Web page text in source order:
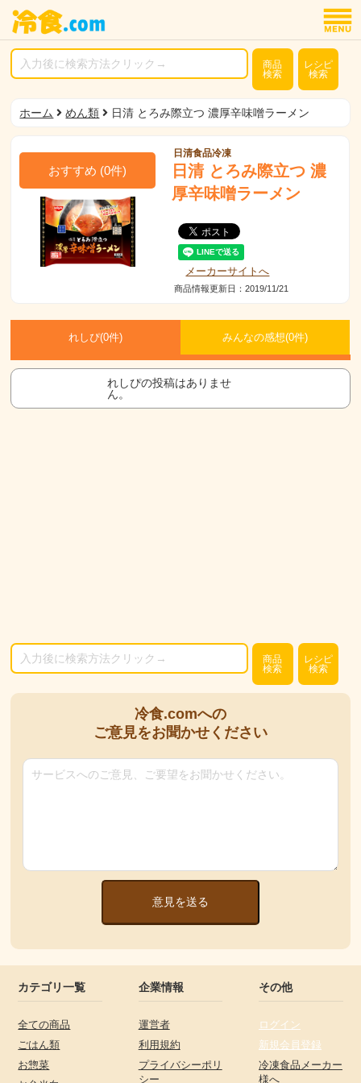
商品
検索
レシピ
検索
ホーム めん類 日清 とろみ際立つ 濃厚辛味噌ラーメン
おすすめ (0件)
日清食品冷凍
日清 とろみ際立つ 濃
厚辛味噌ラーメン
メーカーサイトへ
商品情報更新日：2019/11/21
れしぴ(0件) みんなの感想(0件)
れしぴの投稿はありませ
ん。
商品
検索
レシピ
検索
冷食.comへの
ご意見をお聞かせください
意見を送る
カテゴリ一覧
全ての商品
ごはん類
お惣菜
企業情報
運営者
利用規約
プライバシーポリ
シー
その他
ログイン
新規会員登録
冷凍食品メーカー
様へ